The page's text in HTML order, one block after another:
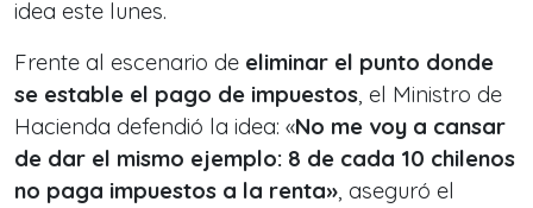
idea este lunes.
Frente al escenario de eliminar el punto donde
se estable el pago de impuestos, el Ministro de
Hacienda defendió la idea: «No me voy a cansar
de dar el mismo ejemplo: 8 de cada 10 chilenos
no paga impuestos a la renta», aseguró el